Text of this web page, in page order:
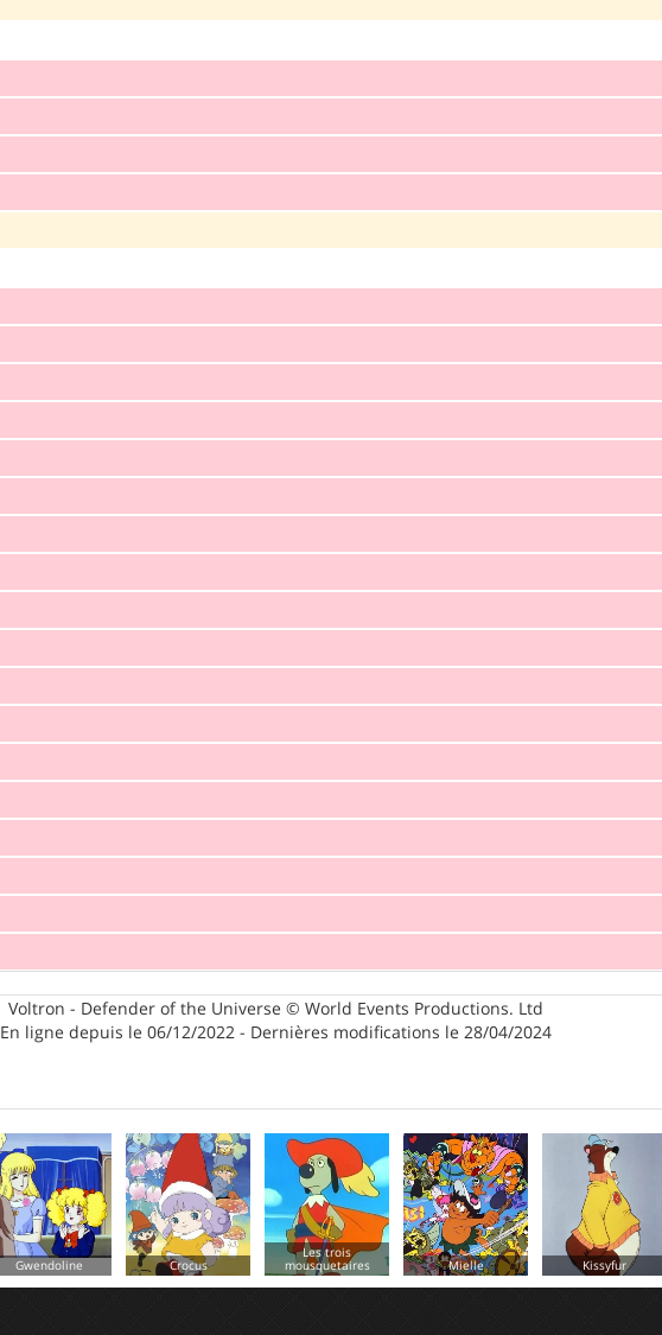
Voltron - Defender of the Universe © World Events Productions. Ltd
En ligne depuis le 06/12/2022 - Dernières modifications le 28/04/2024
Crocus
Les trois
mousquetaires Mielle Kissyfur
Rahan, fils des âges
farouches